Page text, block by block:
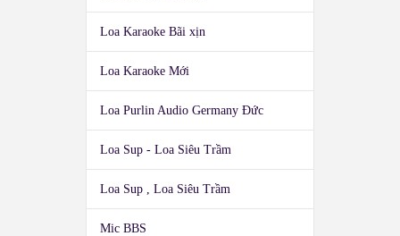
Loa Karaoke Bãi xịn
Loa Karaoke Mới
Loa Purlin Audio Germany Đức
Loa Sup - Loa Siêu Trầm
Loa Sup , Loa Siêu Trầm
Mic BBS